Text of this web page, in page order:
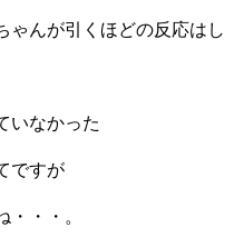
ゃんが引くほどの反応はし
いなかった
ですが
・・。